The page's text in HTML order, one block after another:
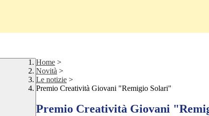
Home >
Novità >
Le notizie >
Premio Creatività Giovani "Remigio Solari"
Premio Creatività Giovani